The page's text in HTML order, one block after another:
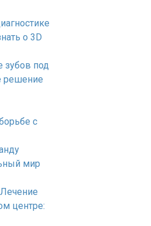
о 3D
зубов под
решение
с
мир
Лечение
центре: